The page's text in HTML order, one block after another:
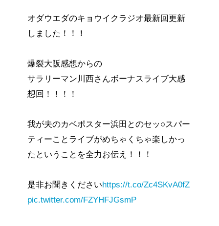
オダウエダのキョウイクラジオ最新回更新
しました！！！
爆裂大阪感想からの
サラリーマン川西さんボーナスライブ大感
想回！！！！
我が夫のカベポスター浜田とのセッ○スパー
ティーことライブがめちゃくちゃ楽しかっ
たということを全力お伝え！！！
是非お聞きくださいhttps://t.co/Zc4SKvA0fZ
pic.twitter.com/FZYHFJGsmP